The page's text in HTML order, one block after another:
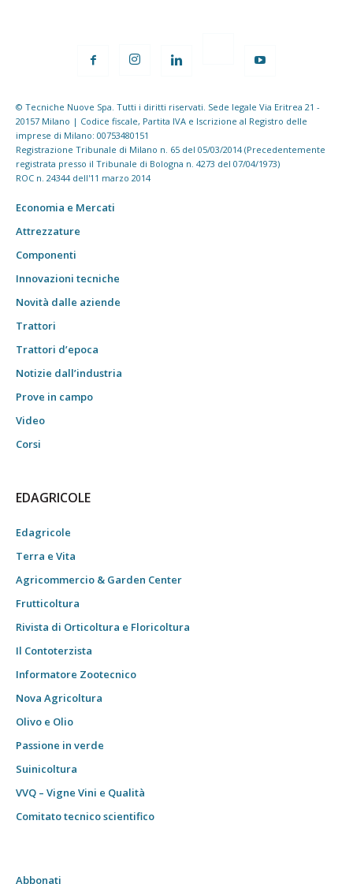
© Tecniche Nuove Spa. Tutti i diritti riservati. Sede legale Via Eritrea 21 -
20157 Milano | Codice fiscale, Partita IVA e Iscrizione al Registro delle
imprese di Milano: 00753480151
Registrazione Tribunale di Milano n. 65 del 05/03/2014 (Precedentemente
registrata presso il Tribunale di Bologna n. 4273 del 07/04/1973)
ROC n. 24344 dell'11 marzo 2014
Economia e Mercati
Attrezzature
Componenti
Innovazioni tecniche
Novità dalle aziende
Trattori
Trattori d’epoca
Notizie dall’industria
Prove in campo
Video
Corsi
EDAGRICOLE
Edagricole
Terra e Vita
Agricommercio & Garden Center
Frutticoltura
Rivista di Orticoltura e Floricoltura
Il Contoterzista
Informatore Zootecnico
Nova Agricoltura
Olivo e Olio
Passione in verde
Suinicoltura
VVQ – Vigne Vini e Qualità
Comitato tecnico scientifico
Abbonati